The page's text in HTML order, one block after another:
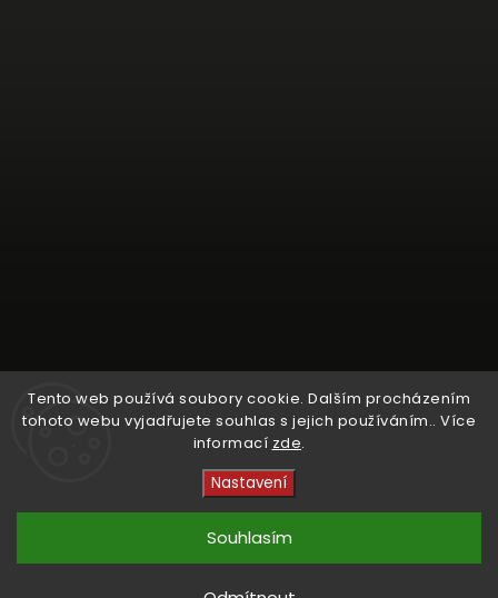
Tento web používá soubory cookie. Dalším procházením
tohoto webu vyjadřujete souhlas s jejich používáním.. Více
informací zde.
Nastavení
Souhlasím
Crystal Cruisers
vyhrazena.